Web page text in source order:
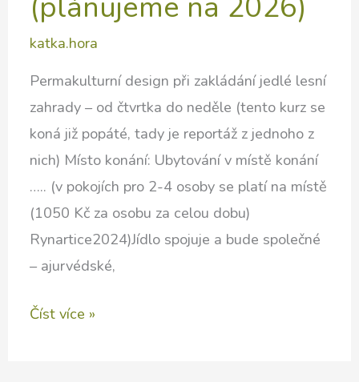
katka.hora
Permakulturní design při zakládání jedlé lesní
zahrady – od čtvrtka do neděle (tento kurz se
koná již popáté, tady je reportáž z jednoho z
nich) Místo konání: Ubytování v místě konání
….. (v pokojích pro 2-4 osoby se platí na místě
(1050 Kč za osobu za celou dobu)
Rynartice2024)Jídlo spojuje a bude společné
– ajurvédské,
Pokročilý
Číst více »